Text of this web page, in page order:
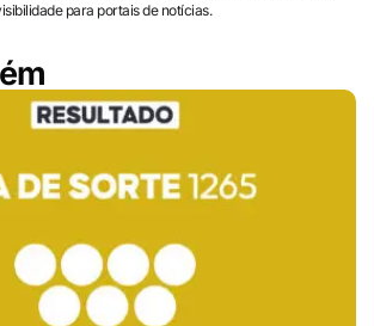
para portais de notícias.